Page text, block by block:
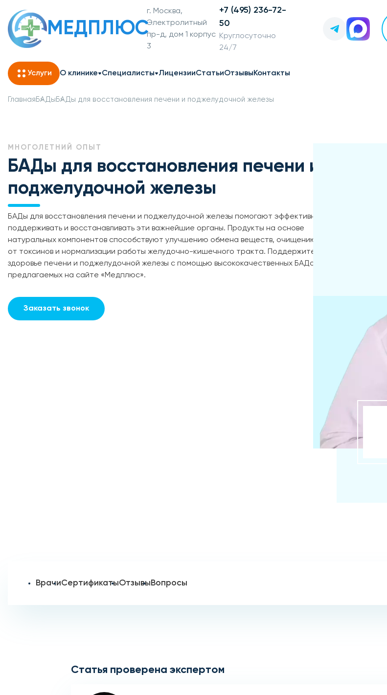
МЕДПЛЮС
г. Москва,
Электролитный
пр-д, дом 1 корпус
3
+7 (495) 236-72-
50
Круглосуточно
24/7
Услуги О клинике Специалисты ЛицензииСтатьиОтзывыКонтакты
Главная БАДы БАДы для восстановления печени и поджелудочной железы
МНОГОЛЕТНИЙ ОПЫТ
БАДы для восстановления печени и
поджелудочной железы
БАДы для восстановления печени и поджелудочной железы помогают эффективно
поддерживать и восстанавливать эти важнейшие органы. Продукты на основе
натуральных компонентов способствуют улучшению обмена веществ, очищению
от токсинов и нормализации работы желудочно-кишечного тракта. Поддержите
здоровье печени и поджелудочной железы с помощью высококачественных БАДов,
предлагаемых на сайте «Медплюс».
Заказать звонок
ВрачиСертификатыОтзывыВопросы
Статья проверена экспертом